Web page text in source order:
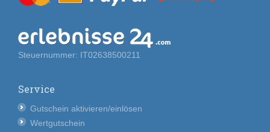
Steuernummer: IT02638500211
Service
Gutschein aktivieren/einlösen
Wertgutschein